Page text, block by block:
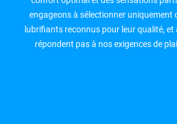
engageons à sélectionner uniquement
lubrifiants reconnus pour leur qualité, et
répondent pas à nos exigences de